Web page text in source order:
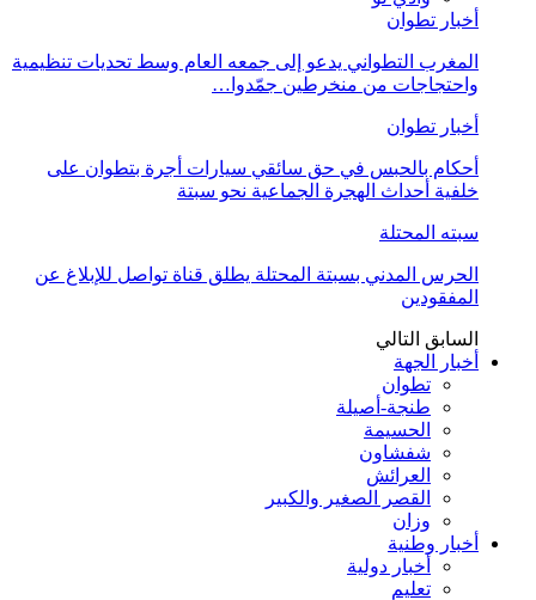
أخبار تطوان
المغرب التطواني يدعو إلى جمعه العام وسط تحديات تنظيمية
واحتجاجات من منخرطين جمّدوا…
أخبار تطوان
أحكام بالحبس في حق سائقي سيارات أجرة بتطوان على
خلفية أحداث الهجرة الجماعية نحو سبتة
سبته المحتلة
الحرس المدني بسبتة المحتلة يطلق قناة تواصل للإبلاغ عن
المفقودين
السابق التالي
أخبار الجهة
تطوان
طنجة-أصيلة
الحسيمة
شفشاون
العرائش
القصر الصغير والكبير
وزان
أخبار وطنية
أخبار دولية
تعليم